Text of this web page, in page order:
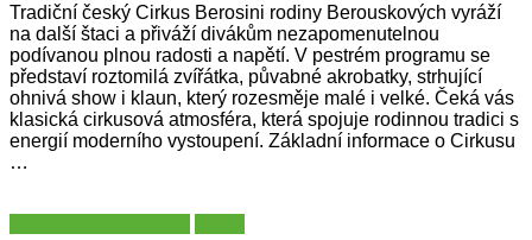
Tradiční český Cirkus Berosini rodiny Berouskových vyráží
na další štaci a přiváží divákům nezapomenutelnou
podívanou plnou radosti a napětí. V pestrém programu se
představí roztomilá zvířátka, půvabné akrobatky, strhující
ohnivá show i klaun, který rozesměje malé i velké. Čeká vás
klasická cirkusová atmosféra, která spojuje rodinnou tradici s
energií moderního vystoupení. Základní informace o Cirkusu
…